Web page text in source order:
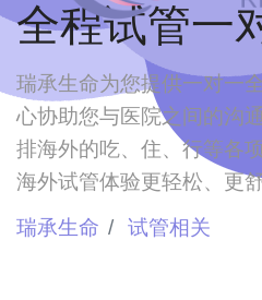
全程试管一
瑞承生命为您提供一对一
心协助您与医院之间的沟通
排海外的吃、住、行等各
海外试管体验更轻松、更
瑞承生命
试管相关